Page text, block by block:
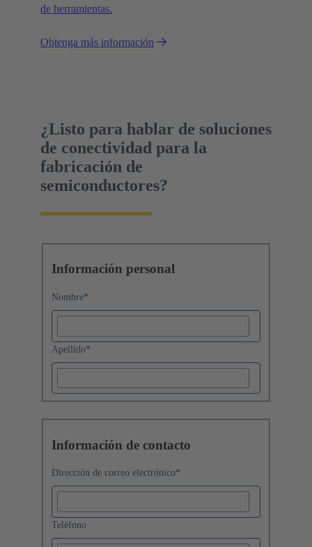
de herramientas.
Obtenga más información
¿Listo para hablar de soluciones
de conectividad para la
fabricación de
semiconductores?
Información personal
Nombre*
Apellido*
Información de contacto
Dirección de correo electrónico*
Teléfono